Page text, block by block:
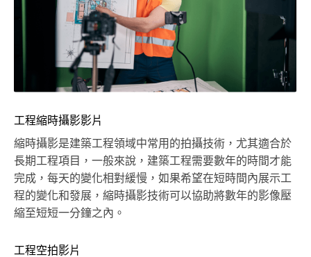
工程縮時攝影影片
縮時攝影是建築工程領域中常用的拍攝技術，尤其適合於
長期工程項目，一般來說，建築工程需要數年的時間才能
完成，每天的變化相對緩慢，如果希望在短時間內展示工
程的變化和發展，縮時攝影技術可以協助將數年的影像壓
縮至短短一分鐘之內。
工程空拍影片